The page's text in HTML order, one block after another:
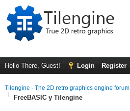
Hello There, Guest! Login Register
Tilengine - The 2D retro graphics engine forum
FreeBASIC y Tilengine